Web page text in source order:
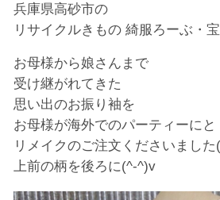
兵庫県高砂市の
リサイクルきもの 綺服ろーぶ・宝
お母様から娘さんまで
受け継がれてきた
思い出のお振り袖を
お母様が海外でのパーティーにと
リメイクのご注文くださいました
上前の柄を後ろに(^-^)v